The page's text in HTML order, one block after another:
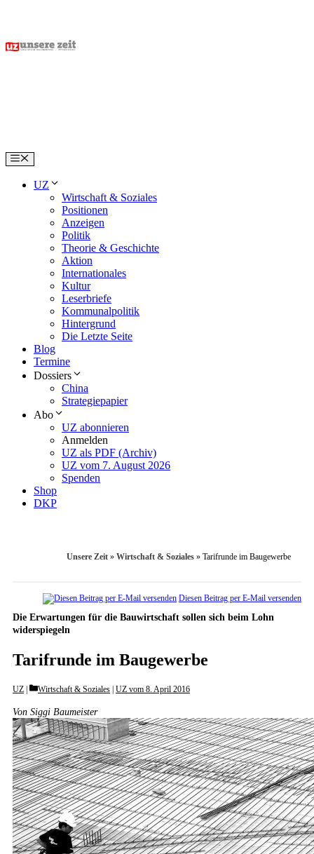
content
Menu
UZ
Wirtschaft & Soziales
Positionen
Anzeigen
Politik
Theorie & Geschichte
Aktion
Internationales
Kultur
Leserbriefe
Kommunalpolitik
Hintergrund
Die Letzte Seite
Blog
Termine
Dossiers
China
Strategiepapier
Abo
UZ abonnieren
Anmelden
UZ als PDF (Archiv)
UZ vom 7. August 2026
Spenden
Shop
DKP
Unsere Zeit » Wirtschaft & Soziales » Tarifrunde im Baugewerbe
Diesen Beitrag per E-Mail versenden
Die Erwartungen für die Bauwirtschaft sollen sich beim Lohn
widerspiegeln
Tarifrunde im Baugewerbe
UZ Categories
Wirtschaft & Soziales UZ vom 8. April 2016
Von Siggi Baumeister